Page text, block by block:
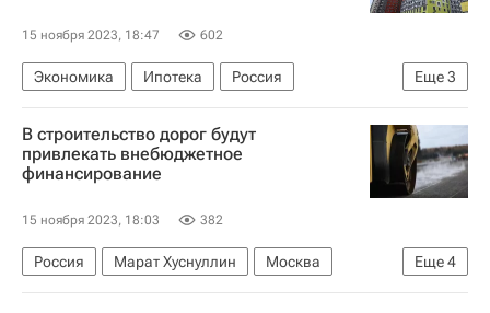
15 ноября 2023, 18:47 602
Еще3
Экономика Ипотека
Россия
Центральный Банк РФ (ЦБ РФ)
должники
Жилье
В строительство дорог будут
привлекать внебюджетное
финансирование
15 ноября 2023, 18:03 382
Еще4
Россия Марат Хуснуллин
Москва
Хабаровск
Дороги
Строительство